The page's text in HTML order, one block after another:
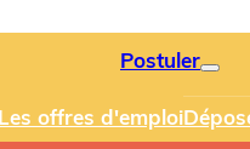
Postuler
Les offres d'emploi